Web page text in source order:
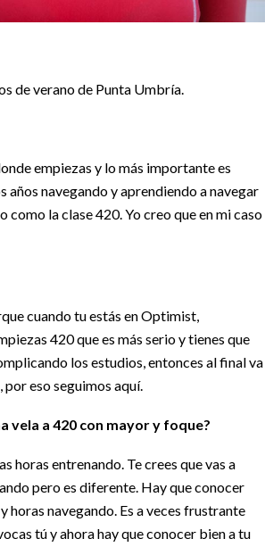
de verano de Punta Umbría.
empiezas y lo más importante es
años navegando y aprendiendo a navegar
como la clase 420. Yo creo que en mi caso
cuando tu estás en Optimist,
420 que es más serio y tienes que
los estudios, entonces al final va
eso seguimos aquí.
vela a 420 con mayor y foque?
horas entrenando. Te crees que vas a
pero es diferente. Hay que conocer
horas navegando. Es a veces frustrante
tú y ahora hay que conocer bien a tu